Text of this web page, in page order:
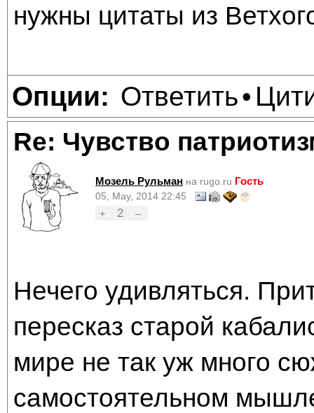
нужны цитаты из
Опции: Ответить•
Re: Чувство
Мозель Рульман на rugo.ru Гость
05, May, 2014 22:45
+
2 –
Нечего удивляться.
пересказ старой
мире не так уж много
самостоятельном